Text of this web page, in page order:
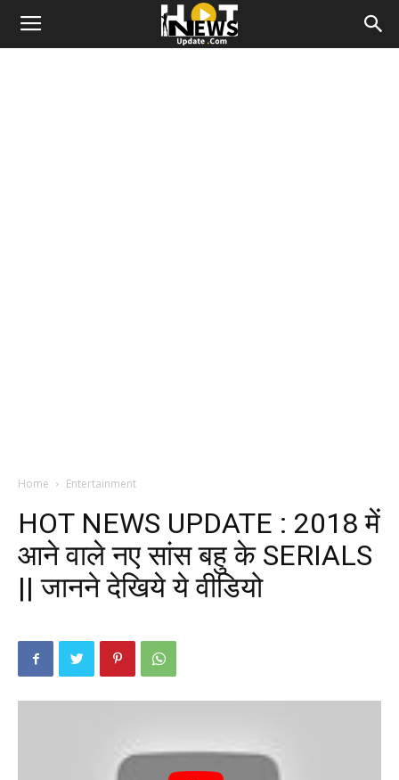
Home Entertainment
HOT NEWS UPDATE : 2018 में
आने वाले नए सांस बहु के SERIALS
|| जानने देखिये ये वीडियो